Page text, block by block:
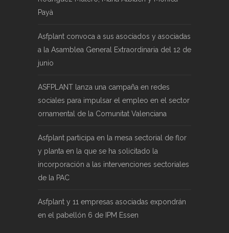
Payà
Asfplant convoca a sus asociados y asociadas
a la Asamblea General Extraordinaria del 12 de
junio
ASFPLANT lanza una campaña en redes
sociales para impulsar el empleo en el sector
ornamental de la Comunitat Valenciana
Asfplant participa en la mesa sectorial de flor
y planta en la que se ha solicitado la
incorporación a las intervenciones sectoriales
de la PAC
Asfplant y 11 empresas asociadas expondrán
en el pabellón 6 de IPM Essen